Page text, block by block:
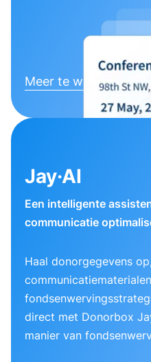
Meer te weten komen
Jay·AI
Een intelligente
communicatie
Haal donorgegevens
direct met Donorbox
manier van